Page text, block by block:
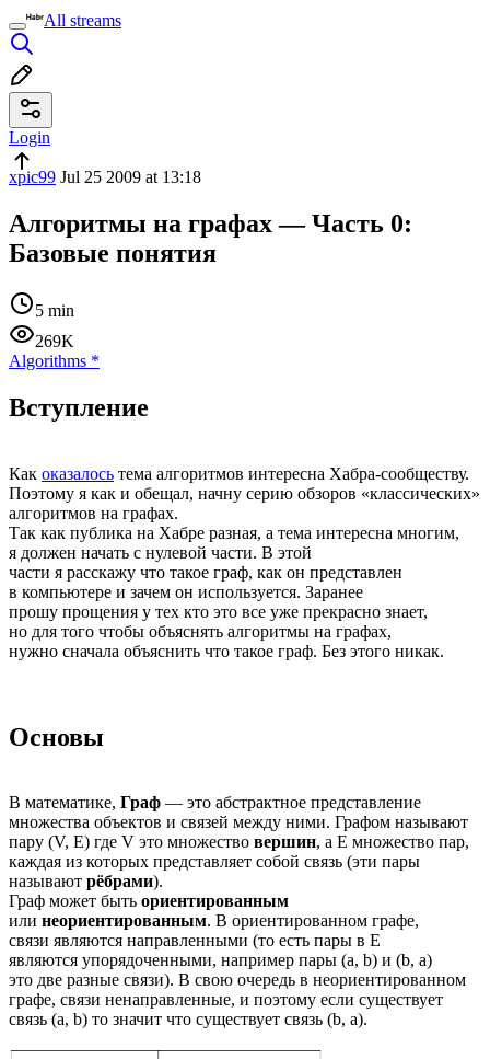
All streams
Login
xpic99 Jul 25 2009 at 13:18
Алгоритмы на графах — Часть 0:
Базовые понятия
5 min
269K
Algorithms *
Вступление
Как оказалось тема алгоритмов интересна Хабра-сообществу.
Поэтому я как и обещал, начну серию обзоров «классических»
алгоритмов на графах.
Так как публика на Хабре разная, а тема интересна многим,
я должен начать с нулевой части. В этой
части я расскажу что такое граф, как он представлен
в компьютере и зачем он используется. Заранее
прошу прощения у тех кто это все уже прекрасно знает,
но для того чтобы объяснять алгоритмы на графах,
нужно сначала объяснить что такое граф. Без этого никак.
Основы
В математике, Граф — это абстрактное представление
множества объектов и связей между ними. Графом называют
пару (V, E) где V это множество вершин, а E множество пар,
каждая из которых представляет собой связь (эти пары
называют рёбрами).
Граф может быть ориентированным
или неориентированным. В ориентированном графе,
связи являются направленными (то есть пары в E
являются упорядоченными, например пары (a, b) и (b, a)
это две разные связи). В свою очередь в неориентированном
графе, связи ненаправленные, и поэтому если существует
связь (a, b) то значит что существует связь (b, a).